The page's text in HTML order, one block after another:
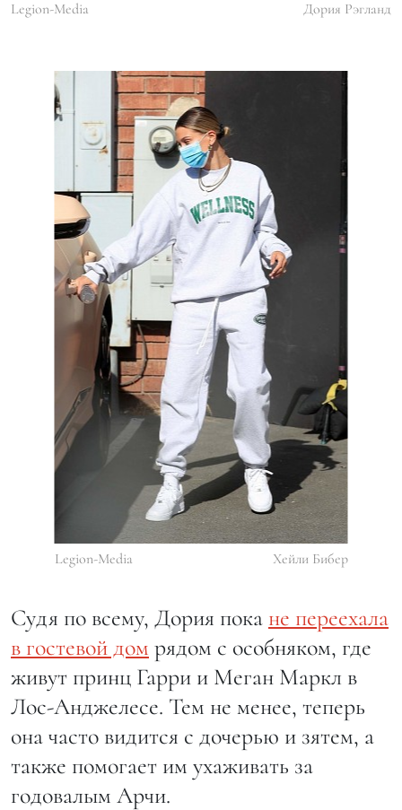
Legion-Media Дория Рэгланд
Legion-Media Хейли Бибер
Судя по всему, Дория пока не переехала
в гостевой дом рядом с особняком, где
живут принц Гарри и Меган Маркл в
Лос-Анджелесе. Тем не менее, теперь
она часто видится с дочерью и зятем, а
также помогает им ухаживать за
годовалым Арчи.